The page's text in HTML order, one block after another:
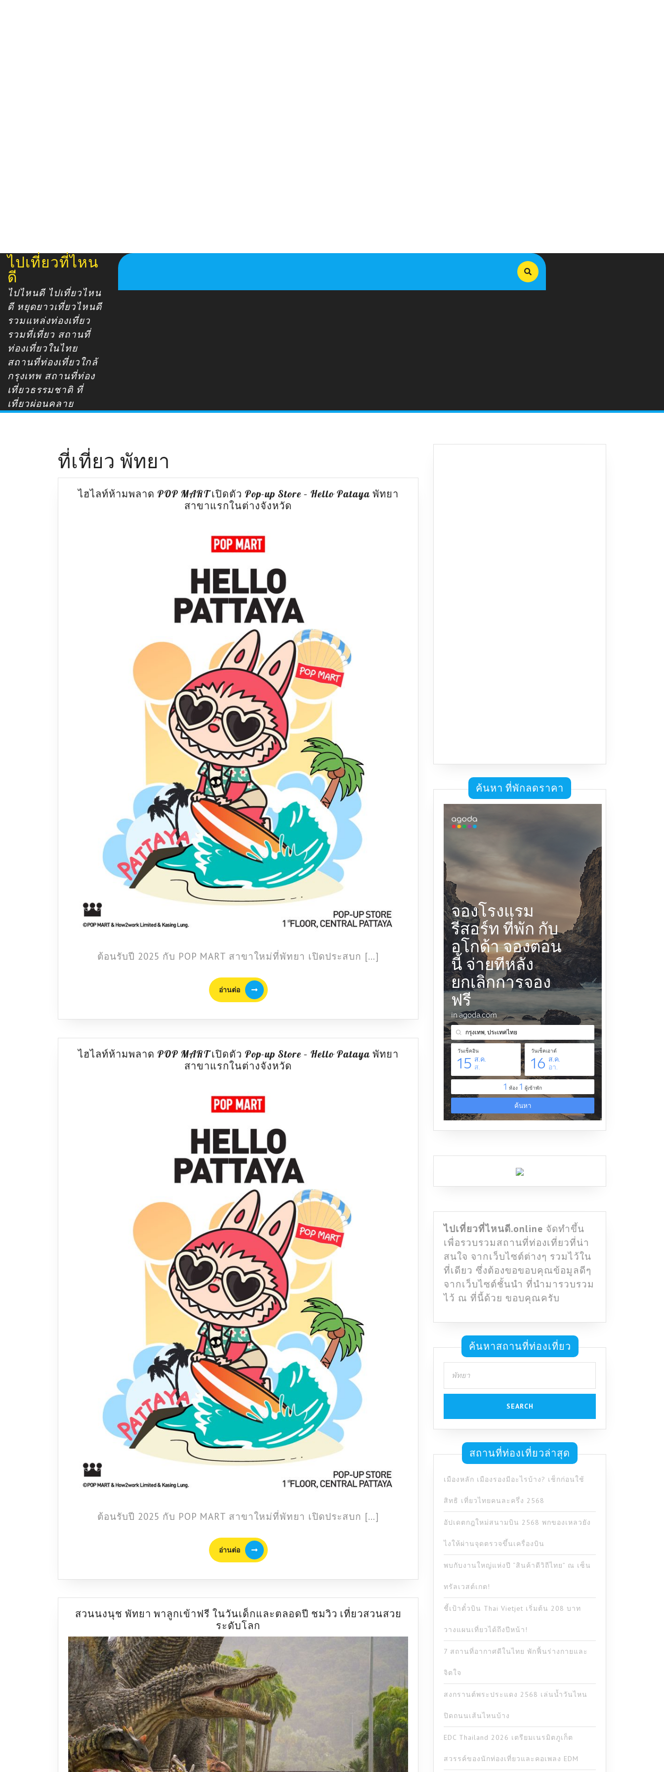
Skip
content
ไปเที่ยวที่ไหน
ดี
ไปไหนดี ไปเที่ยวไหน
ดี หยุดยาวเที่ยวไหนดี
รวมแหล่งท่องเที่ยว
รวมที่เที่ยว สถานที่
ท่องเที่ยวในไทย
สถานที่ท่องเที่ยวใกล้
กรุงเทพ สถานที่ท่อง
เที่ยวธรรมชาติ ที่
เที่ยวผ่อนคลาย
ที่เที่ยว พัทยา
ไฮไลท์ห้ามพลาด POP MART เปิดตัว Pop-up Store – Hello Pataya พัทยา
สาขาแรกในต่างจังหวัด
up
Store
–
Hello
Pataya
พัทยา
สาขา
แรก
ใน
ต่าง
จังหวัด
ต้อนรับปี 2025 กับ POP MART สาขาใหม่ที่พัทยา เปิดประสบก […]
อ่านต่อ
อ่าน
ต่อ
ไฮไลท์ห้ามพลาด POP MART เปิดตัว Pop-up Store – Hello Pataya พัทยา
สาขาแรกในต่างจังหวัด
up
Store
–
Hello
Pataya
พัทยา
สาขา
แรก
ใน
ต่าง
จังหวัด
ต้อนรับปี 2025 กับ POP MART สาขาใหม่ที่พัทยา เปิดประสบก […]
อ่านต่อ
อ่าน
ต่อ
สวนนงนุช พัทยา พาลูกเข้าฟรี ในวันเด็กและตลอดปี ชมวิว เที่ยวสวนสวย
ระดับโลก
นงนุช
ลูก
เข้า
ฟรี
ใน
วัน
เด็ก
และ
ตลอด
ปี
ค้นหา ที่พักลดราคา
ไปเที่ยวที่ไหนดี.online จัดทำขึ้น
เพื่อรวบรวมสถานที่ท่องเที่ยวที่น่า
สนใจ จากเว็บไซต์ต่างๆ รวมไว้ใน
ที่เดียว ซึ่งต้องขอขอบคุณข้อมูลดีๆ
จากเว็บไซต์ชั้นนำ ที่นำมารวบรวม
ไว้ ณ ที่นี้ด้วย ขอบคุณครับ
ค้นหาสถานที่ท่องเที่ยว
for:
สถานที่ท่องเที่ยวล่าสุด
เมืองหลัก เมืองรองมีอะไรบ้าง? เช็กก่อนใช้
สิทธิ เที่ยวไทยคนละครึ่ง 2568
อัปเดตกฎใหม่สนามบิน 2568 พกของเหลวยัง
ไงให้ผ่านจุดตรวจขึ้นเครื่องบิน
พบกับงานใหญ่แห่งปี “สินค้าดีวิถีไทย” ณ เซ็น
ทรัลเวสต์เกต!
ชี้เป้าตั๋วบิน Thai Vietjet เริ่มต้น 208 บาท
วางแผนเที่ยวได้ถึงปีหน้า!
7 สถานที่อากาศดีในไทย พักฟื้นร่างกายและ
จิตใจ
สงกรานต์พระประแดง 2568 เล่นน้ำวันไหน
ปิดถนนเส้นไหนบ้าง
EDC Thailand 2026 เตรียมเนรมิตภูเก็ต
สวรรค์ของนักท่องเที่ยวและคอเพลง EDM